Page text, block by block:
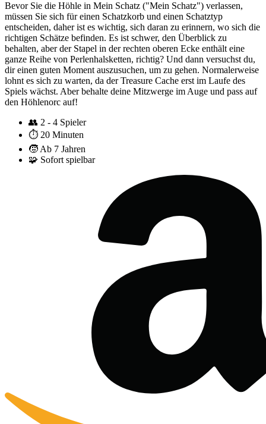
Bevor Sie die Höhle in Mein Schatz ("Mein Schatz") verlassen,
müssen Sie sich für einen Schatzkorb und einen Schatztyp
entscheiden, daher ist es wichtig, sich daran zu erinnern, wo sich die
richtigen Schätze befinden. Es ist schwer, den Überblick zu
behalten, aber der Stapel in der rechten oberen Ecke enthält eine
ganze Reihe von Perlenhalsketten, richtig? Und dann versuchst du,
dir einen guten Moment auszusuchen, um zu gehen. Normalerweise
lohnt es sich zu warten, da der Treasure Cache erst im Laufe des
Spiels wächst. Aber behalte deine Mitzwerge im Auge und pass auf
den Höhlenorc auf!
👥 2 - 4 Spieler
⏱️ 20 Minuten
🧒 Ab 7 Jahren
🧩 Sofort spielbar